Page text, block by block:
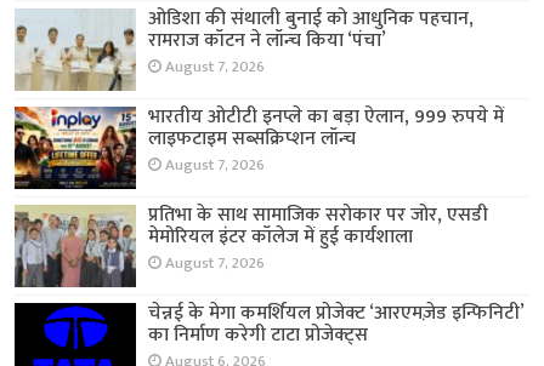
ओडिशा की संथाली बुनाई को आधुनिक पहचान,
रामराज कॉटन ने लॉन्च किया ‘पंचा’
August 7, 2026
भारतीय ओटीटी इनप्ले का बड़ा ऐलान, 999 रुपये में
लाइफटाइम सब्सक्रिप्शन लॉन्च
August 7, 2026
प्रतिभा के साथ सामाजिक सरोकार पर जोर, एसडी
मेमोरियल इंटर कॉलेज में हुई कार्यशाला
August 7, 2026
चेन्नई के मेगा कमर्शियल प्रोजेक्ट ‘आरएमज़ेड इन्फिनिटी’
का निर्माण करेगी टाटा प्रोजेक्ट्स